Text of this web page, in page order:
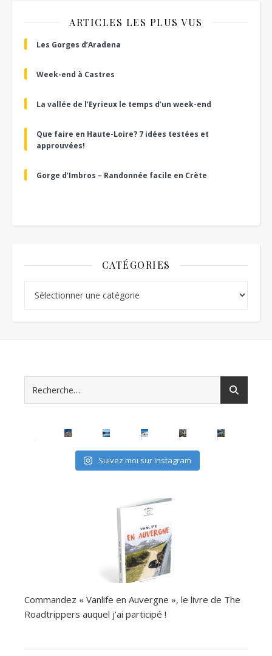
ARTICLES LES PLUS VUS
Les Gorges d’Aradena
Week-end à Castres
La vallée de l’Eyrieux le temps d’un week-end
Que faire en Haute-Loire? 7 idées testées et
approuvées!
Gorge d’Imbros – Randonnée facile en Crète
CATÉGORIES
Suivez moi sur Instagram
Commandez « Vanlife en Auvergne », le livre de The
Roadtrippers auquel j’ai participé !